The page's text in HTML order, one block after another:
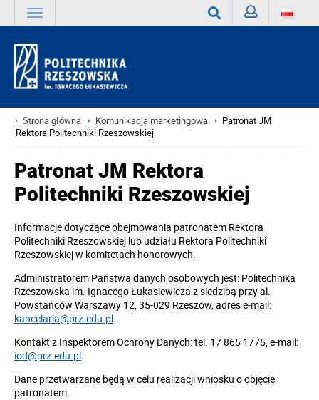
Strona główna Komunikacja marketingowa
Patronat JM
Rektora Politechniki Rzeszowskiej
Patronat JM Rektora
Politechniki Rzeszowskiej
Informacje dotyczące obejmowania patronatem Rektora
Politechniki Rzeszowskiej lub udziału Rektora Politechniki
Rzeszowskiej w komitetach honorowych.
Administratorem Państwa danych osobowych jest: Politechnika
Rzeszowska im. Ignacego Łukasiewicza z siedzibą przy al.
Powstańców Warszawy 12, 35-029 Rzeszów, adres e-mail:
kancelaria@prz.edu.pl.
Kontakt z Inspektorem Ochrony Danych: tel. 17 865 1775, e-mail:
iod@prz.edu.pl.
Dane przetwarzane będą w celu realizacji wniosku o objęcie
patronatem.